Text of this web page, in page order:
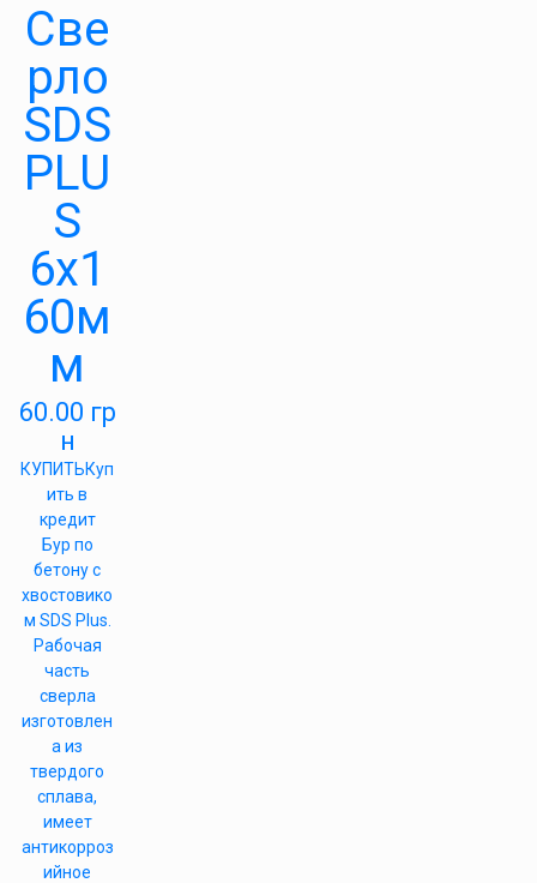
Све
рло
SDS
PLU
S
6х1
60м
м
60.00 гр
н
КУПИТЬКуп
ить в
кредит
Бур по
бетону с
хвостовико
м SDS Plus.
Рабочая
часть
сверла
изготовлен
а из
твердого
сплава,
имеет
антикорроз
ийное